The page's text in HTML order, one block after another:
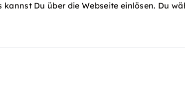
Du über die Webseite einlösen. Du